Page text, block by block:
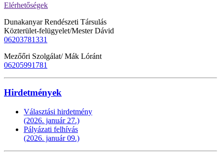
Elérhetőségek
Dunakanyar Rendészeti Társulás
Közterület-felügyelet/Mester Dávid
06203781331
Mezőőri Szolgálat/ Mák Lóránt
06205991781
Hirdetmények
Választási hirdetmény
(2026. január 27.)
Pályázati felhívás
(2026. január 09.)